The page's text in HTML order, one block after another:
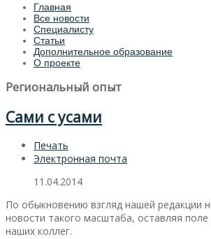
Главная
Все новости
Специалисту
Статьи
Дополнительное образование
О проекте
Региональный опыт
Сами с усами
Печать
Электронная почта
11.04.2014
По обыкновению взгляд нашей редакции
новости такого масштаба, оставляя поле
наших коллег.